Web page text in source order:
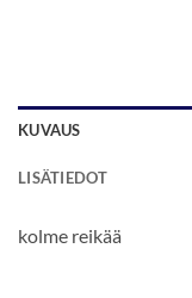
KUVAUS
LISÄTIEDOT
kolme reikää